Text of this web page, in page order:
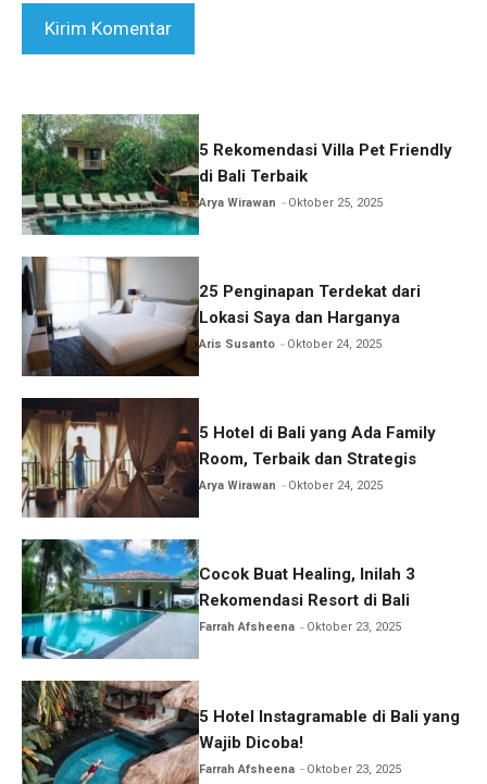
5 Rekomendasi Villa Pet Friendly
di Bali Terbaik
Arya Wirawan Oktober 25, 2025
25 Penginapan Terdekat dari
Lokasi Saya dan Harganya
Aris Susanto Oktober 24, 2025
5 Hotel di Bali yang Ada Family
Room, Terbaik dan Strategis
Arya Wirawan Oktober 24, 2025
Cocok Buat Healing, Inilah 3
Rekomendasi Resort di Bali
Farrah Afsheena Oktober 23, 2025
5 Hotel Instagramable di Bali yang
Wajib Dicoba!
Farrah Afsheena Oktober 23, 2025